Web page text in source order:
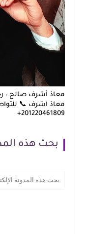
معاذ أشرف صالح :
201220461809+
بحث هذه